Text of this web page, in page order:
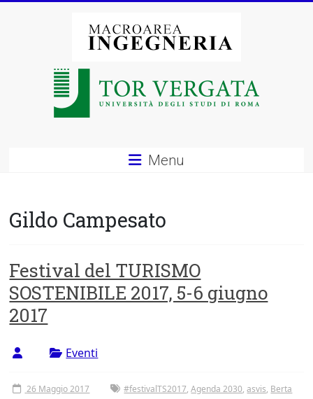
Macroarea
degli
di
Roma
Tor
Vergata
Menu
Gildo Campesato
Festival del TURISMO
SOSTENIBILE 2017, 5-6 giugno
2017
Eventi
26 Maggio 2017 #festivalTS2017,Agenda 2030,asvis, Berta